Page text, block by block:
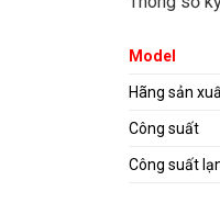
Model
Hãng sản
Công suất
Công suất